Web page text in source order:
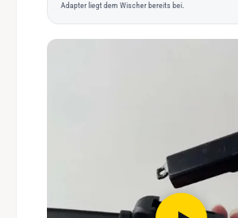
Adapter liegt dem Wischer bereits bei.